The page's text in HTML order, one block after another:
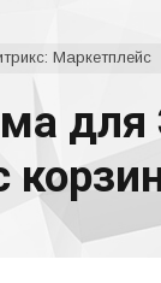
Маркетплейс